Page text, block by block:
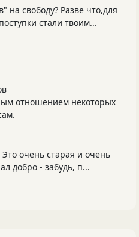
на свободу? Разве что,для
стали твоим...
отношением некоторых
очень старая и очень
добро - забудь, п...